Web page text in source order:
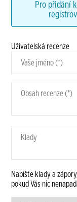
Pro přidání
Uživatelská recenze
Napište klady a
pokud Vás nic